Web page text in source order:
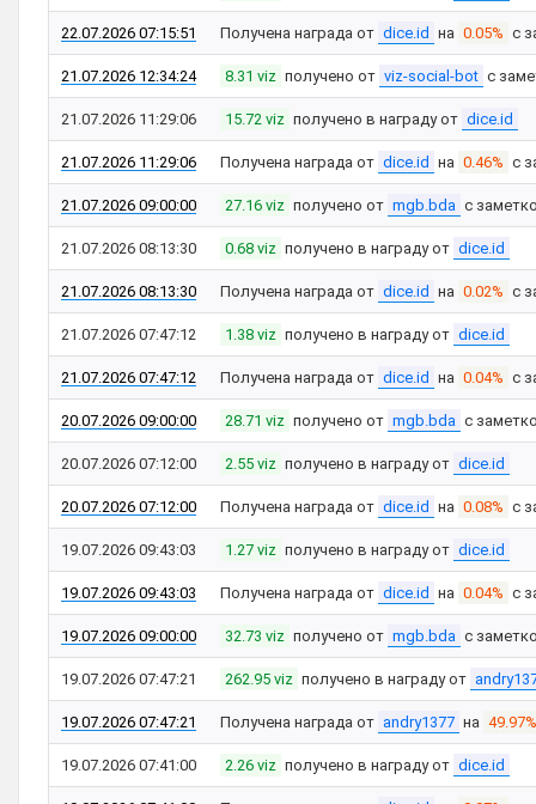
22.07.2026 07:15:51 Получена награда от dice.id на 0.05% с
21.07.2026 12:34:24 8.31 viz получено от viz-social-bot с
21.07.2026 11:29:06 15.72 viz получено в награду от dice.id
21.07.2026 11:29:06 Получена награда от dice.id на 0.46% с
21.07.2026 09:00:00 27.16 viz получено от mgb.bda с
21.07.2026 08:13:30 0.68 viz получено в награду от dice.id
21.07.2026 08:13:30 Получена награда от dice.id на 0.02% с
21.07.2026 07:47:12 1.38 viz получено в награду от dice.id
21.07.2026 07:47:12 Получена награда от dice.id на 0.04% с
20.07.2026 09:00:00 28.71 viz получено от mgb.bda с
20.07.2026 07:12:00 2.55 viz получено в награду от dice.id
20.07.2026 07:12:00 Получена награда от dice.id на 0.08% с
19.07.2026 09:43:03 1.27 viz получено в награду от dice.id
19.07.2026 09:43:03 Получена награда от dice.id на 0.04% с
19.07.2026 09:00:00 32.73 viz получено от mgb.bda с
19.07.2026 07:47:21 262.95 viz получено в награду от
19.07.2026 07:47:21 Получена награда от andry1377 на 49.97%
19.07.2026 07:41:00 2.26 viz получено в награду от dice.id